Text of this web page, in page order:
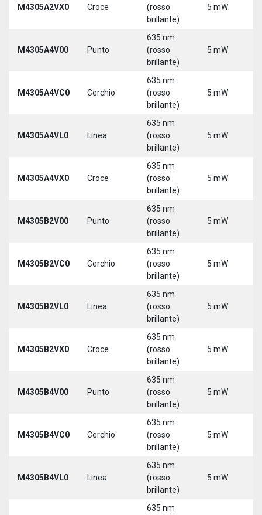
M4305A2VX0 Croce
(rosso
brillante)
5 mW
M4305A4V00 Punto
635 nm
(rosso
brillante)
5 mW
M4305A4VC0 Cerchio
635 nm
(rosso
brillante)
5 mW
M4305A4VL0 Linea
635 nm
(rosso
brillante)
5 mW
M4305A4VX0 Croce
635 nm
(rosso
brillante)
5 mW
M4305B2V00 Punto
635 nm
(rosso
brillante)
5 mW
M4305B2VC0 Cerchio
635 nm
(rosso
brillante)
5 mW
M4305B2VL0 Linea
635 nm
(rosso
brillante)
5 mW
M4305B2VX0 Croce
635 nm
(rosso
brillante)
5 mW
M4305B4V00 Punto
635 nm
(rosso
brillante)
5 mW
M4305B4VC0 Cerchio
635 nm
(rosso
brillante)
5 mW
M4305B4VL0 Linea
635 nm
(rosso
brillante)
5 mW
635 nm